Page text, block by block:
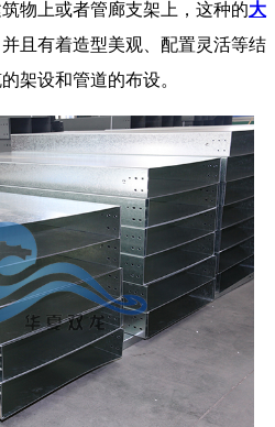
物上或者管廊支架上，这种的大
且有着造型美观、配置灵活等结
架设和管道的布设。